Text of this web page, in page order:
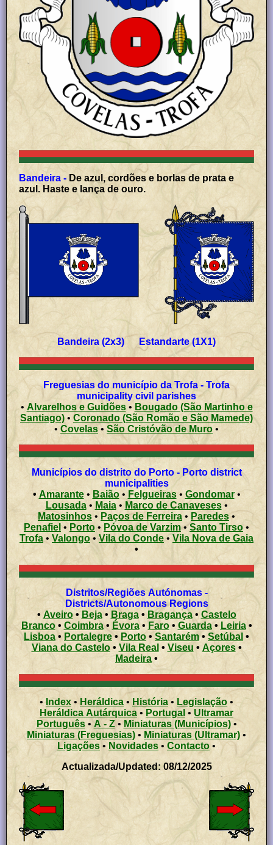
Bandeira - De azul, cordões e borlas de prata e
azul. Haste e lança de ouro.
Bandeira (2x3) Estandarte (1X1)
Freguesias do município da Trofa - Trofa
municipality civil parishes
•
Alvarelhos e Guidões• Bougado (São Martinho e
Santiago)•
Coronado (São Romão e São Mamede)
• Covelas • São Cristóvão de Muro •
Municípios do distrito do Porto - Porto district
municipalities
• Amarante• Baião• Felgueiras• Gondomar•
Lousada• Maia• Marco de Canaveses•
Matosinhos • Paços de Ferreira • Paredes •
Penafiel • Porto • Póvoa de Varzim• Santo Tirso•
Trofa • Valongo • Vila do Conde •Vila Nova de Gaia
•
Distritos/Regiões Autónomas -
Districts/Autonomous Regions
• Aveiro• Beja• Braga• Bragança•Castelo
Branco• Coimbra• Évora• Faro• Guarda• Leiria•
Lisboa • Portalegre • Porto • Santarém• Setúbal •
Viana do Castelo• Vila Real • Viseu • Açores •
Madeira •
• Index • Heráldica • História • Legislação •
Heráldica Autárquica • Portugal • Ultramar
Português• A - Z•Miniaturas (Municípios)•
Miniaturas (Freguesias) • Miniaturas (Ultramar) •
Ligações •Novidades • Contacto •
Actualizada/Updated: 08/12/2025